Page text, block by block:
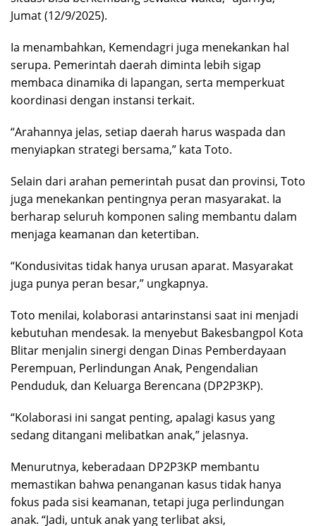
Jumat (12/9/2025).
Ia menambahkan, Kemendagri juga menekankan hal
serupa. Pemerintah daerah diminta lebih sigap
membaca dinamika di lapangan, serta memperkuat
koordinasi dengan instansi terkait.
“Arahannya jelas, setiap daerah harus waspada dan
menyiapkan strategi bersama,” kata Toto.
Selain dari arahan pemerintah pusat dan provinsi, Toto
juga menekankan pentingnya peran masyarakat. Ia
berharap seluruh komponen saling membantu dalam
menjaga keamanan dan ketertiban.
“Kondusivitas tidak hanya urusan aparat. Masyarakat
juga punya peran besar,” ungkapnya.
Toto menilai, kolaborasi antarinstansi saat ini menjadi
kebutuhan mendesak. Ia menyebut Bakesbangpol Kota
Blitar menjalin sinergi dengan Dinas Pemberdayaan
Perempuan, Perlindungan Anak, Pengendalian
Penduduk, dan Keluarga Berencana (DP2P3KP).
“Kolaborasi ini sangat penting, apalagi kasus yang
sedang ditangani melibatkan anak,” jelasnya.
Menurutnya, keberadaan DP2P3KP membantu
memastikan bahwa penanganan kasus tidak hanya
fokus pada sisi keamanan, tetapi juga perlindungan
anak. “Jadi, untuk anak yang terlibat aksi,